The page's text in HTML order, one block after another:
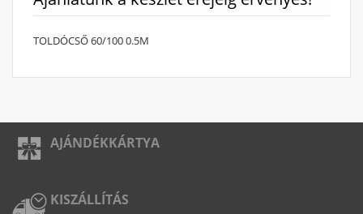
TOLDÓCSŐ 60/100 0.5M
AJÁNDÉKKÁRTYA
KISZÁLLÍTÁS